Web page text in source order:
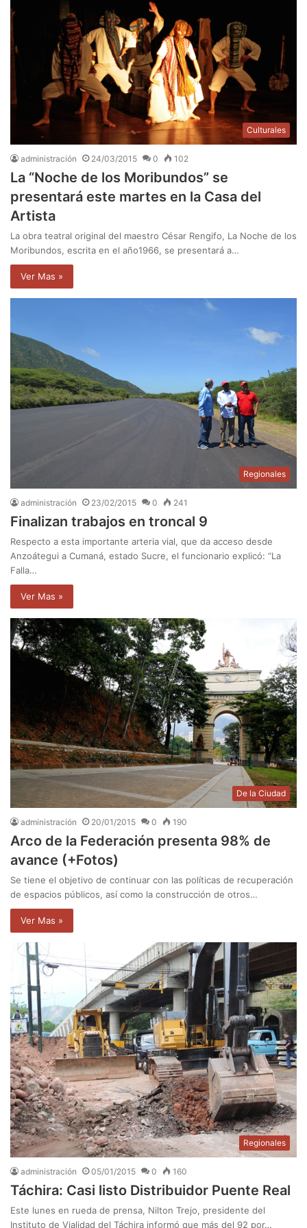
Culturales
administración 24/03/2015 0 102
La “Noche de los Moribundos” se
presentará este martes en la Casa del
Artista
La obra teatral original del maestro César Rengifo, La Noche de los
Moribundos, escrita en el año1966, se presentará a…
Ver Mas »
Regionales
administración 23/02/2015 0 241
Finalizan trabajos en troncal 9
Respecto a esta importante arteria vial, que da acceso desde
Anzoátegui a Cumaná, estado Sucre, el funcionario explicó: “La
Falla…
Ver Mas »
De la Ciudad
administración 20/01/2015 0 190
Arco de la Federación presenta 98% de
avance (+Fotos)
Se tiene el objetivo de continuar con las políticas de recuperación
de espacios públicos, así como la construcción de otros…
Ver Mas »
Regionales
administración 05/01/2015 0 160
Táchira: Casi listo Distribuidor Puente Real
Este lunes en rueda de prensa, Nilton Trejo, presidente del
Instituto de Vialidad del Táchira informó que más del 92 por…